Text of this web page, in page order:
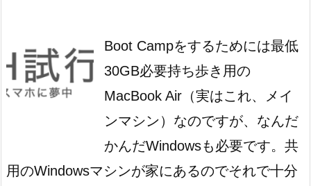
Boot Campをするためには最低
30GB必要持ち歩き用の
MacBook Air（実はこれ、メイ
ンマシン）なのですが、なんだ
かんだWindowsも必要です。共
用のWindowsマシンが家にあるのでそれで十分